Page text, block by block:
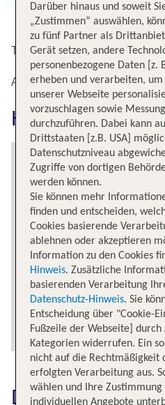
Top Angebote von Teneriffa
Alternative Flugverbindungen
Hamburg
Das könnte
Darüber hinaus und soweit
„Zustimmen“ auswählen,
zu fünf Partner als
Gerät setzen, andere
personenbezogene Daten [z.
erheben und verarbeiten,
unserer Webseite
vorzuschlagen sowie
durchzuführen. Dabei kann
Drittstaaten [z.B. USA]
Datenschutzniveau
Zugriffe von dortigen
werden können.
Sie können mehr
finden und entscheiden,
Cookies basierende
ablehnen oder akzeptieren
Information zu den Cookies
Hinweis. Zusätzliche
basierenden Verarbeitung
Datenschutz-Hinweis. Sie
Entscheidung über "Cookie-
Fußzeile der Webseite] durch
Kategorien widerrufen. Ein
nicht auf die Rechtmäßigkeit
erfolgten Verarbeitung aus.
wählen und Ihre
individuellen Angebote